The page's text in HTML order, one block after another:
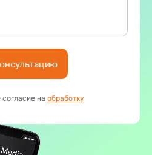
на обработку